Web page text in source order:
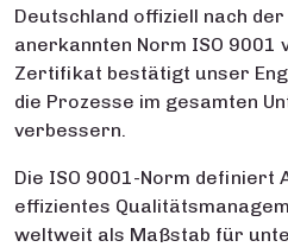
Deutschland offiziell nach
anerkannten Norm ISO 9001
Zertifikat bestätigt unser
die Prozesse im gesamten
verbessern.
Die ISO 9001-Norm definiert
effizientes
weltweit als Maßstab für